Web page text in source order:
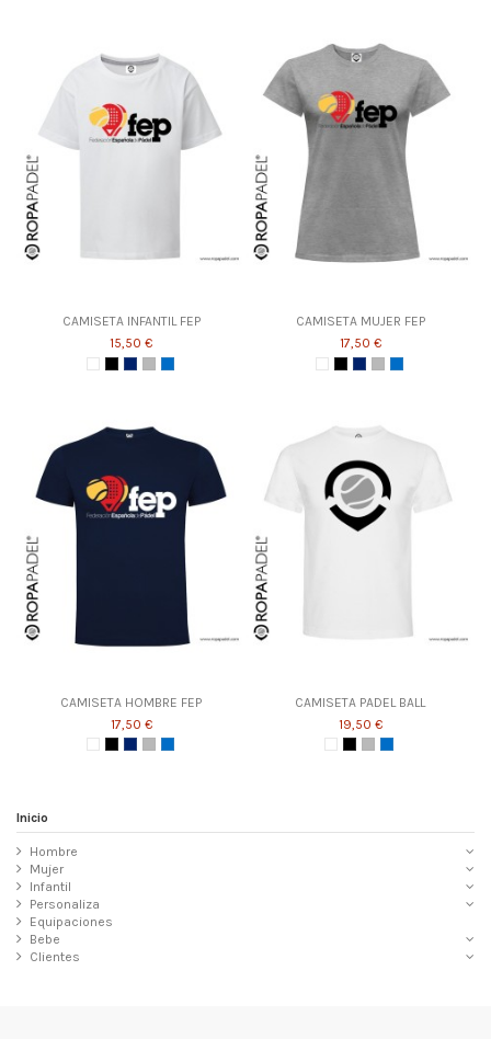
CAMISETA INFANTIL FEP
15,50 €
CAMISETA MUJER FEP
17,50 €
CAMISETA HOMBRE FEP
17,50 €
CAMISETA PADEL BALL
19,50 €
Inicio
Hombre
Mujer
Infantil
Personaliza
Equipaciones
Bebe
Clientes